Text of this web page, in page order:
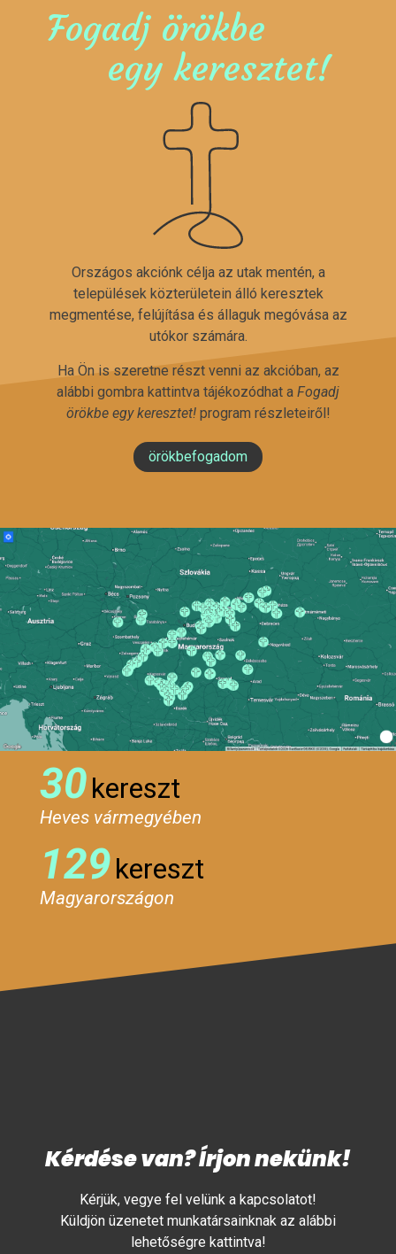
Fogadj örökbe
egy keresztet!
Országos akciónk célja az utak mentén, a
települések közterületein álló keresztek
megmentése, felújítása és állaguk megóvása az
utókor számára.
Ha Ön is szeretne részt venni az akcióban, az
alábbi gombra kattintva tájékozódhat a Fogadj
örökbe egy keresztet!program részleteiről!
örökbefogadom
30kereszt
Heves vármegyében
129kereszt
Magyarországon
Kérdése van? Írjon nekünk!
Kérjük, vegye fel velünk a kapcsolatot!
Küldjön üzenetet munkatársainknak az alábbi
lehetőségre kattintva!